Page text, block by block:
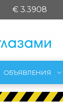
€ 3.3908
ОБЪЯВЛЕНИЯ